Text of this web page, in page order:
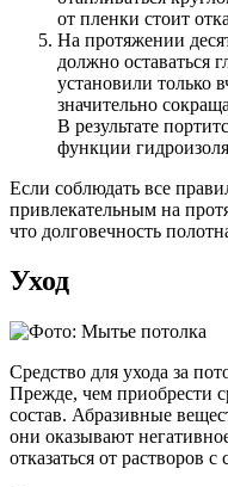
от пленки стоит
На протяжении
должно оставаться
установили только
значительно
В результате
функции
Если соблюдать все
привлекательным на
что долговечность
Уход
Средство для ухода за
Прежде, чем приобрести
состав. Абразивные
они оказывают
отказаться от растворов